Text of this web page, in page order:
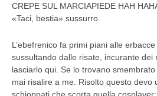
CREPE SUL MARCIAPIEDE HAH
«Taci, bestia» sussurro.
L’ebefrenico fa primi piani alle
sussultando dalle risate, incurante dei
lasciarlo qui. Se lo trovano
mai risalire a me. Risolto questo devo